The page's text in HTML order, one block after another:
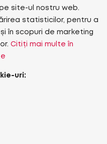
site-ul nostru web.
statisticilor, pentru a
în scopuri de marketing
Citiți mai multe în
uri: